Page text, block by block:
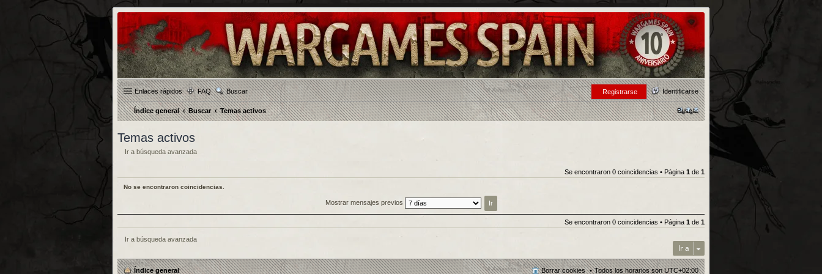
Enlaces rápidos FAQ Buscar Identificarse
Registrarse
Índice general Buscar Temas activos Buscar
Temas activos
Ir a búsqueda avanzada
Se encontraron 0 coincidencias • Página 1 de 1
No se encontraron coincidencias.
Mostrar mensajes previos
Se encontraron 0 coincidencias • Página 1 de 1
Ir a búsqueda avanzada
Ir a
Índice general Todos los horarios sonUTC+02:00
Borrar cookies